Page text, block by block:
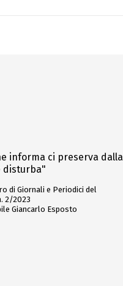
informa ci preserva dalla
disturba"
di Giornali e Periodici del
2/2023
Giancarlo Esposto